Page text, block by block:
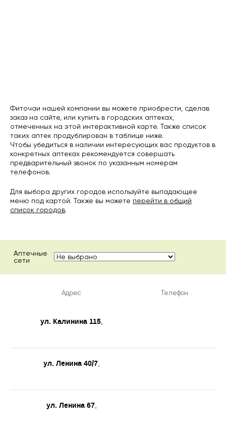
Фиточаи нашей компании вы можете приобрести, сделав
заказ на сайте, или купить в городских аптеках,
отмеченных на этой интерактивной карте. Также список
таких аптек продублирован в таблице ниже.
Чтобы убедиться в наличии интересующих вас продуктов в
конкретных аптеках рекомендуется совершать
предварительный звонок по указанным номерам
телефонов.
Для выбора других городов используйте выпадающее
меню под картой. Также вы можете перейти в общий
список городов.
Аптечные
сети
Адрес Телефон
ул. Калинина 115,
ул. Ленина 40/7,
ул. Ленина 67,